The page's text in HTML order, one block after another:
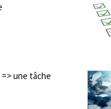
une tâche